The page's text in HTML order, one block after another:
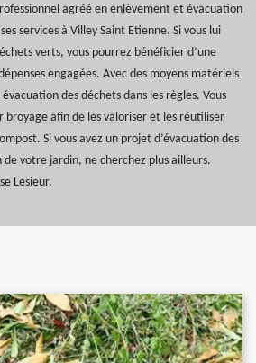
agréé en enlèvement et évacuation
services à Villey Saint Etienne. Si vous lui
verts, vous pourrez bénéficier d’une
engagées. Avec des moyens matériels
des déchets dans les règles. Vous
broyage afin de les valoriser et les réutiliser
Si vous avez un projet d’évacuation des
de votre jardin, ne cherchez plus ailleurs.
Lesieur.